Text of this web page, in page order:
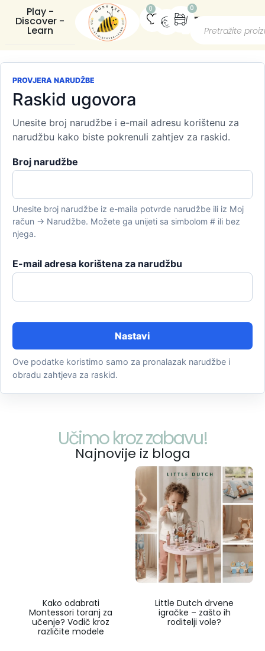
Play -
Discover -
Learn
0 0
PROVJERA NARUDŽBE
Raskid ugovora
Unesite broj narudžbe i e-mail adresu korištenu za
narudžbu kako biste pokrenuli zahtjev za raskid.
Broj narudžbe
Unesite broj narudžbe iz e-maila potvrde narudžbe ili iz Moj
račun → Narudžbe. Možete ga unijeti sa simbolom # ili bez
njega.
E-mail adresa korištena za narudžbu
Nastavi
Ove podatke koristimo samo za pronalazak narudžbe i
obradu zahtjeva za raskid.
Učimo kroz zabavu!
Najnovije iz bloga
Kako odabrati
Montessori toranj za
učenje? Vodič kroz
različite modele
Little Dutch drvene
igračke – zašto ih
roditelji vole?